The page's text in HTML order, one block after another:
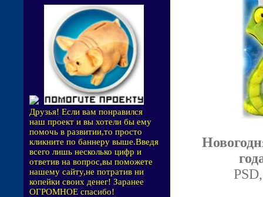
Друзья! Если вам понравился
наш проект и вы хотели бы ему
помочь в развитии,то просто
кликните по баннеру выше.Введя
всего лишь несколько цифр и
ответив на вопрос,вы поможете
нашему сайту,не потратив ни
копейки своих денег! Заранее
ОГРОМНОЕ спасибо!